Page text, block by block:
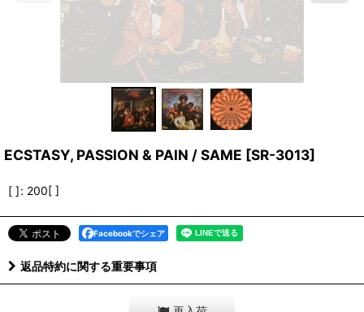
ECSTASY, PASSION & PAIN / SAME [SR-3013]
[ ]: 200[ ]
Facebookでシェア
返品特約に関する重要事項